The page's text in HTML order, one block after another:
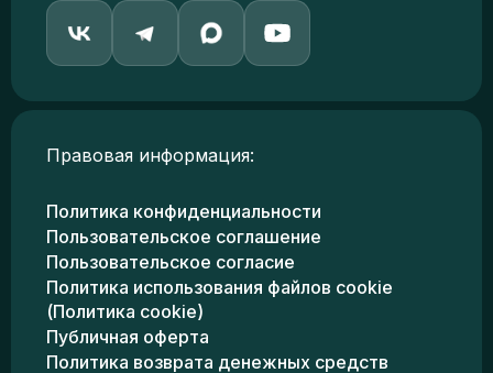
Правовая информация:
Политика конфиденциальности
Пользовательское соглашение
Пользовательское согласие
Политика использования файлов cookie
(Политика cookie)
Публичная оферта
Политика возврата денежных средств